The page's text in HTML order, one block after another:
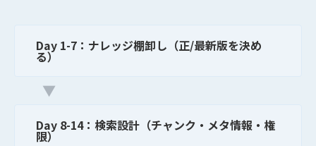
Day 1-7：ナレッジ棚卸し（正/最新版を決め
る）
▼
Day 8-14：検索設計（チャンク・メタ情報・権
限）